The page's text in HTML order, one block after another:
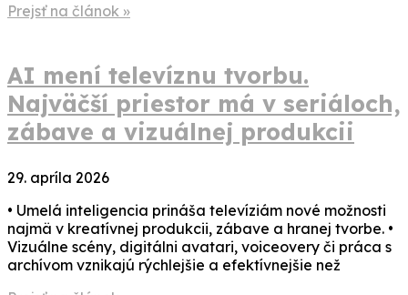
Prejsť na článok »
AI mení televíznu tvorbu.
Najväčší priestor má v seriáloch,
zábave a vizuálnej produkcii
29. apríla 2026
• Umelá inteligencia prináša televíziám nové možnosti
najmä v kreatívnej produkcii, zábave a hranej tvorbe. •
Vizuálne scény, digitálni avatari, voiceovery či práca s
archívom vznikajú rýchlejšie a efektívnejšie než